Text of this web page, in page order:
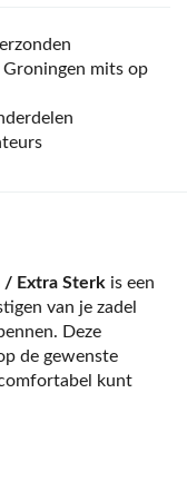
mits op
/ Extra Sterk is een
van je zadel
Deze
de gewenste
kunt